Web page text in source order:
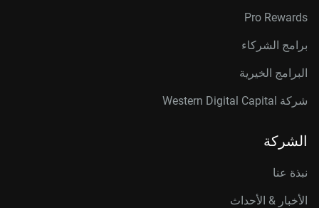
Pro Rewards
برامج الشركاء
البرامج الخيرية
شركة Western Digital Capital
الشركة
نبذة عنا
الأخبار & الأحداث